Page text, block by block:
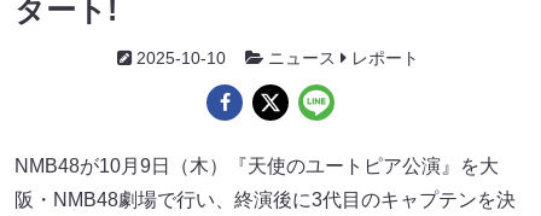
タート!
2025-10-10 ニュース レポート
NMB48が10月9日（木）『天使のユートピア公演』を大
阪・NMB48劇場で行い、終演後に3代目のキャプテンを決